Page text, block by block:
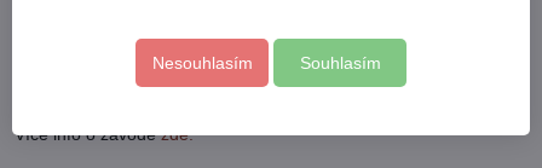
Tímto zveme všechny příznivce na zajímavou podívanou.
Více info o závodězde.
Nesouhlasím Souhlasím